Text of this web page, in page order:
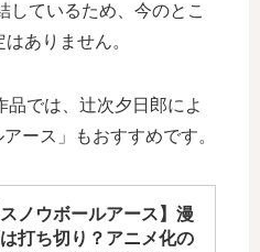
しているため、今のとこ
ありません。
品では、辻次夕日郎によ
ース」もおすすめです。
スノウボールアース】漫
打ち切り？アニメ化の